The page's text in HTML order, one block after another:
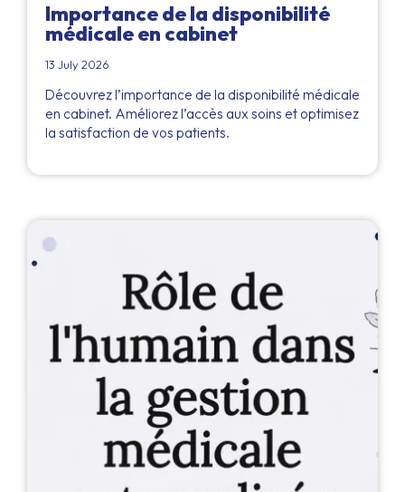
Importance de la disponibilité
médicale en cabinet
13 July 2026
Découvrez l’importance de la disponibilité médicale
en cabinet. Améliorez l’accès aux soins et optimisez
la satisfaction de vos patients.